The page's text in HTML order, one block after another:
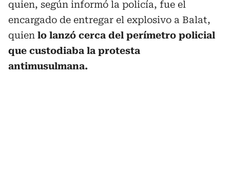
quien, según informó la policía, fue el
encargado de entregar el explosivo a Balat,
quien lo lanzó cerca del perímetro policial
que custodiaba la protesta
antimusulmana.